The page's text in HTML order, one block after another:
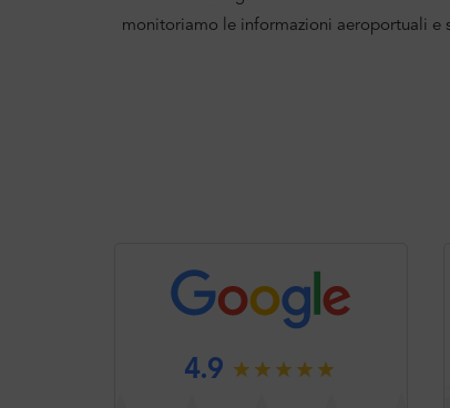
monitoriamo le informazioni aeroportuali e
4.9